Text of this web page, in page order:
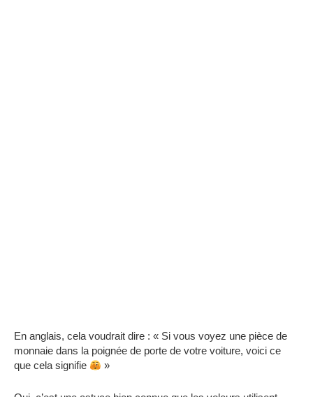
En anglais, cela voudrait dire : « Si vous voyez une pièce de
monnaie dans la poignée de porte de votre voiture, voici ce
que cela signifie
»